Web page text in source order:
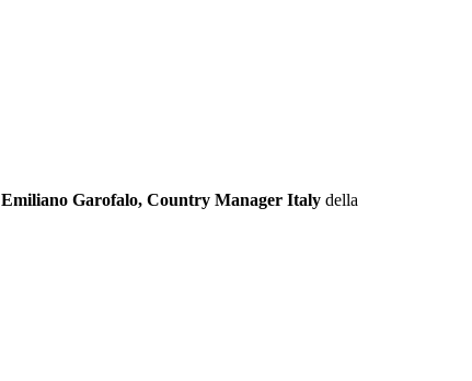
Emiliano Garofalo, Country Manager Italy della